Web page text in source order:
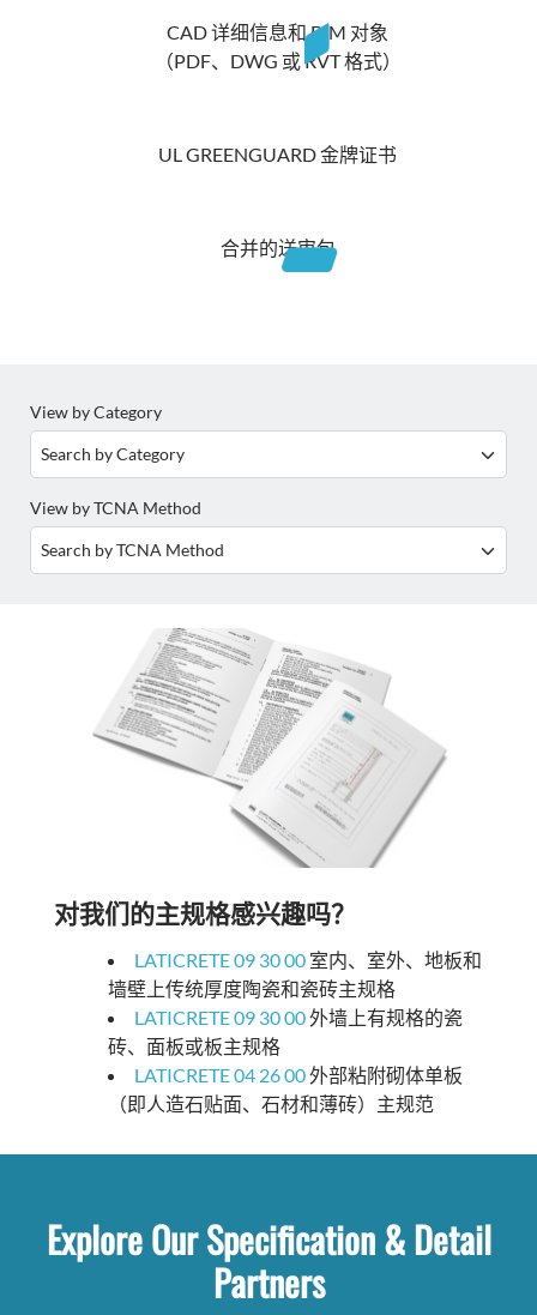
CAD 详细信息和 BIM 对象
（PDF、DWG 或 RVT 格式）
UL GREENGUARD 金牌证书
合并的送审包
View by Category
View by TCNA Method
对我们的主规格感兴趣吗？
LATICRETE 09 30 00室内、室外、地板和
墙壁上传统厚度陶瓷和瓷砖主规格
LATICRETE 09 30 00外墙上有规格的瓷
砖、面板或板主规格
LATICRETE 04 26 00外部粘附砌体单板
（即人造石贴面、石材和薄砖）主规范
Explore Our Specification & Detail
Partners